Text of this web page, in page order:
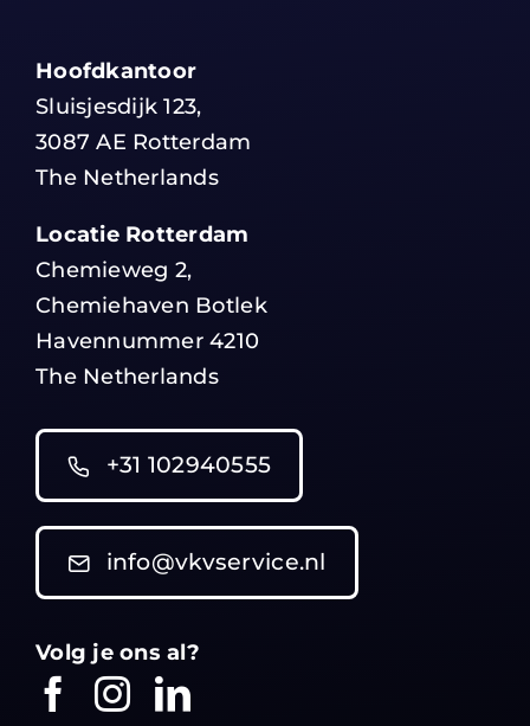
Hoofdkantoor
Sluisjesdijk 123,
3087 AE Rotterdam
The Netherlands
Locatie Rotterdam
Chemieweg 2,
Chemiehaven Botlek
Havennummer 4210
The Netherlands
+31 102940555
info@vkvservice.nl
Volg je ons al?